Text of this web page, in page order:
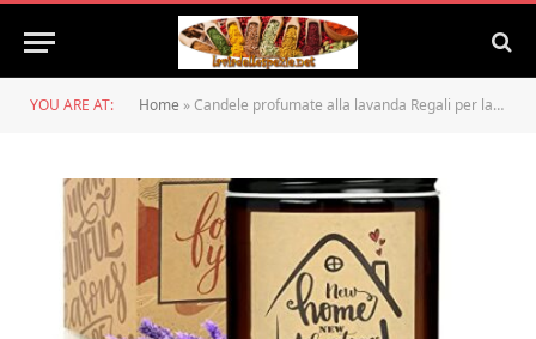
YOU ARE AT: Home » Candele profumate alla lavanda Regali per la moglie Nuova casa Regali per il riscaldamento della casa Candela per aromaterapia per la famiglia di amici Nuovo proprietario Prima casa (7oz)